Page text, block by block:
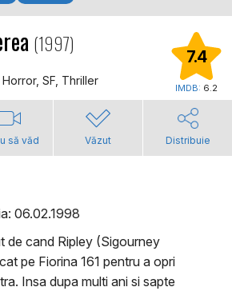
(1997)
SF, Thriller
7.4
IMDB: 6.2
să văd Văzut Distribuie
06.02.1998
de cand Ripley (Sigourney
pe Fiorina 161 pentru a opri
Insa dupa multi ani si sapte